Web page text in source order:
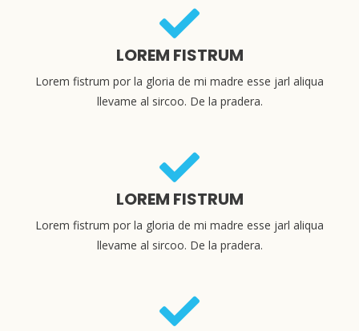
LOREM FISTRUM
Lorem fistrum por la gloria de mi madre esse jarl aliqua
llevame al sircoo. De la pradera.
LOREM FISTRUM
Lorem fistrum por la gloria de mi madre esse jarl aliqua
llevame al sircoo. De la pradera.